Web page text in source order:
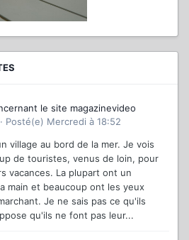
le site magazinevideo
· Posté(e) Mercredi à 18:52
village au bord de la mer. Je vois
de touristes, venus de loin, pour
vacances. La plupart ont un
main et beaucoup ont les yeux
Je ne sais pas ce qu'ils
qu'ils ne font pas leur...